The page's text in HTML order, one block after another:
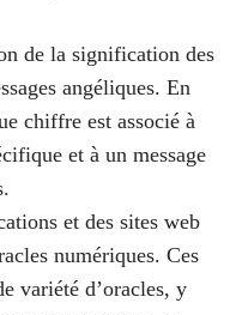
de la signification des
angéliques. En
chiffre est associé à
et à un message
et des sites web
numériques. Ces
variété d’oracles, y